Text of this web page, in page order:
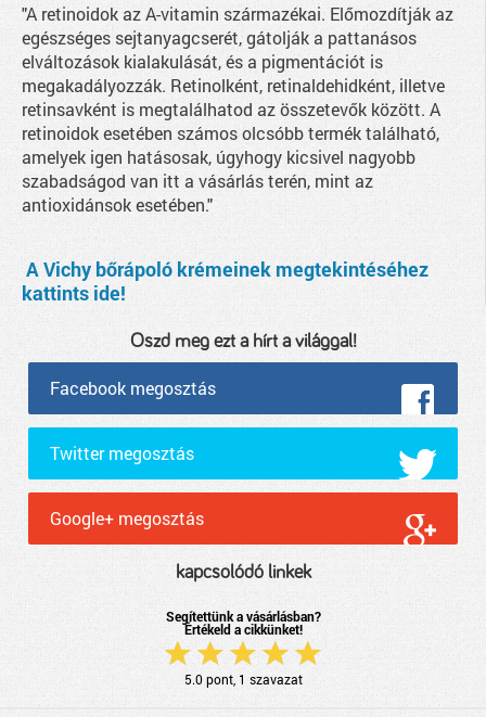
"A retinoidok az A-vitamin származékai. Előmozdítják az
egészséges sejtanyagcserét, gátolják a pattanásos
elváltozások kialakulását, és a pigmentációt is
megakadályozzák. Retinolként, retinaldehidként, illetve
retinsavként is megtalálhatod az összetevők között. A
retinoidok esetében számos olcsóbb termék található,
amelyek igen hatásosak, úgyhogy kicsivel nagyobb
szabadságod van itt a vásárlás terén, mint az
antioxidánsok esetében."
A Vichy bőrápoló krémeinek megtekintéséhez
kattints ide!
Oszd meg ezt a hírt a világgal!
Facebook megosztás
Twitter megosztás
Google+ megosztás
kapcsolódó linkek
Segítettünk a vásárlásban?
Értékeld a cikkünket!
5.0pont, 1 szavazat